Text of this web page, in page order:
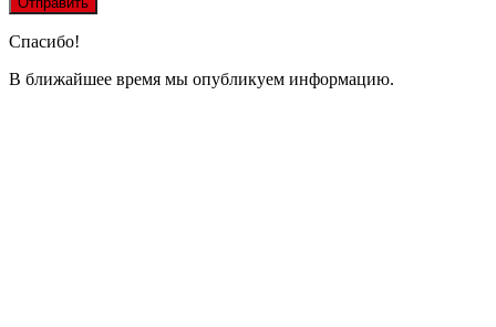
Спасибо!
В ближайшее время мы опубликуем информацию.